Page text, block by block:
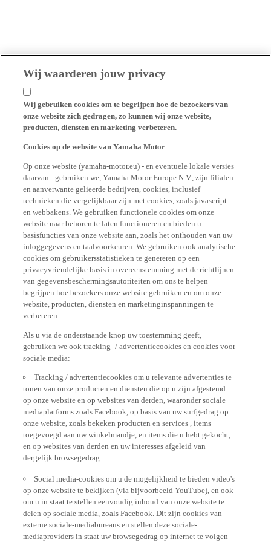
Wij waarderen jouw privacy
Wij gebruiken cookies om te begrijpen hoe de bezoekers van
onze website zich gedragen, zo kunnen wij onze website,
producten, diensten en marketing verbeteren.
Cookies op de website van Yamaha Motor
Op onze website (yamaha-motor.eu) - en eventuele lokale versies
daarvan - gebruiken we, Yamaha Motor Europe N.V., zijn filialen
en aanverwante gelieerde bedrijven, cookies, inclusief
technieken die vergelijkbaar zijn met cookies, zoals javascript
en webbakens. We gebruiken functionele cookies om onze
website naar behoren te laten functioneren en bieden u
basisfuncties van onze website aan, zoals het onthouden van uw
inloggegevens en taalvoorkeuren. We gebruiken ook analytische
cookies om gebruikersstatistieken te genereren op een
privacyvriendelijke basis in overeenstemming met de richtlijnen
van gegevensbeschermingsautoriteiten om ons te helpen
begrijpen hoe bezoekers onze website gebruiken en om onze
website, producten, diensten en marketinginspanningen te
verbeteren.
Als u via de onderstaande knop uw toestemming geeft,
gebruiken we ook tracking- / advertentiecookies en cookies voor
sociale media:
Tracking / advertentiecookies om u relevante advertenties te
tonen van onze producten en diensten die op u zijn afgestemd
op onze website en op websites van derden, waaronder sociale
mediaplatforms zoals Facebook, op basis van uw surfgedrag op
onze website, zoals bekeken producten en services , items
toegevoegd aan uw winkelmandje, en items die u hebt gekocht,
en op websites van derden en uw interesses afgeleid van
dergelijk browsegedrag.
Social media-cookies om u de mogelijkheid te bieden video's
op onze website te bekijken (via bijvoorbeeld YouTube), en ook
om u in staat te stellen eenvoudig inhoud van onze website te
delen op sociale media, zoals Facebook. Dit zijn cookies van
externe sociale-mediabureaus en stellen deze sociale-
mediaproviders in staat uw browsegedrag op internet te volgen